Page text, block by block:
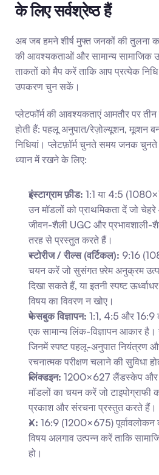
के लिए सर्वश्रेष्ठ हैं
अब जब हमने शीर्ष मुफ्त जनकों की तुलना
की आवश्यकताओं और सामान्य सामाजिक
ताकतों को मैप करें ताकि आप प्रत्येक
उपकरण चुन सकें।
प्लेटफॉर्म की आवश्यकताएं आमतौर पर तीन
होती हैं: पहलू अनुपात/रेज़ोल्यूशन, मूव्शन
निधियां। प्लेटफ़ॉर्म चुनते समय जनक चुनते
ध्यान में रखने के लिए:
इंस्टाग्राम फ़ीड: 1:1 या 4:5
उन मॉडलों को प्राथमिकता दें जो
जीवन-शैली UGC और प्रभावशाली-
तरह से प्रस्तुत करते हैं।
स्टोरीज / रील्स (वर्टिकल): 9:16
चयन करें जो सुसंगत फ़्रेम अनुक्रम
दिखा सकते हैं, या इतनी स्पष्ट
विषय का विवरण न खोए।
फेसबुक विज्ञापन: 1:1, 4:5 और
एक सामान्य लिंक-विज्ञापन आकार
जिनमें स्पष्ट पहलू-अनुपात नियंत्रण
रचनात्मक परीक्षण चलाने की सुविधा
लिंक्डइन: 1200×627 लैंडस्केप और
मॉडलों का चयन करें जो
प्रकाश और संरचना प्रस्तुत करते हैं।
X: 16:9 (1200×675) पूर्वावलोकन
विषय अलगाव उत्पन्न करें ताकि
हो।